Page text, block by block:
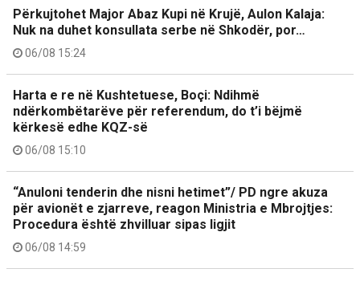
Përkujtohet Major Abaz Kupi në Krujë, Aulon Kalaja:
Nuk na duhet konsullata serbe në Shkodër, por…
06/08 15:24
Harta e re në Kushtetuese, Boçi: Ndihmë
ndërkombëtarëve për referendum, do t’i bëjmë
kërkesë edhe KQZ-së
06/08 15:10
“Anuloni tenderin dhe nisni hetimet”/ PD ngre akuza
për avionët e zjarreve, reagon Ministria e Mbrojtjes:
Procedura është zhvilluar sipas ligjit
06/08 14:59